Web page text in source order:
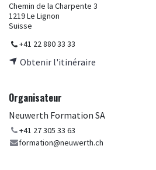
Chemin de la Charpente 3
1219 Le Lignon
Suisse
+41 22 880 33 33
Obtenir l'itinéraire
Organisateur
Neuwerth Formation SA
+41 27 305 33 63
formation@neuwerth.ch